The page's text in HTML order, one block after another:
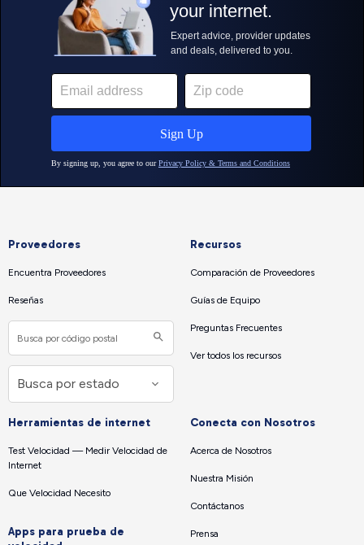
Proveedores
Encuentra Proveedores
Reseñas
Recursos
Comparación de Proveedores
Guías de Equipo
Preguntas Frecuentes
Ver todos los recursos
Herramientas de internet
Test Velocidad — Medir Velocidad de
Internet
Que Velocidad Necesito
Apps para prueba de
Conecta con Nosotros
Acerca de Nosotros
Nuestra Misión
Contáctanos
Prensa